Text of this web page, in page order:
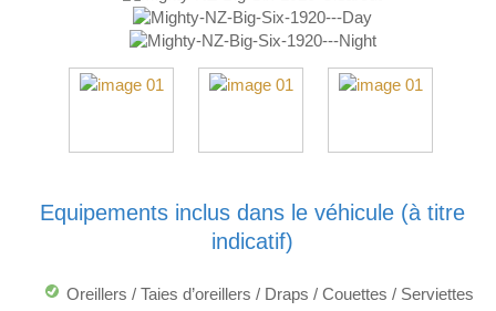
Equipements inclus dans le véhicule (à titre
indicatif)
Oreillers / Taies d’oreillers / Draps / Couettes / Serviettes